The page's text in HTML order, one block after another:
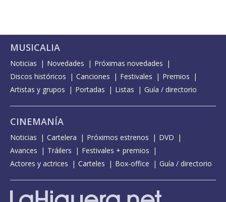
MUSICALIA
Noticias Novedades
Próximas novedades
Discos históricos
Canciones Festivales
Premios
Artistas y grupos
Portadas Listas Guía / directorio
CINEMANÍA
Noticias Cartelera Próximos estrenos
DVD
Avances
Tráilers
Festivales + premios
Actores y actrices
Carteles Box-office Guía / directorio